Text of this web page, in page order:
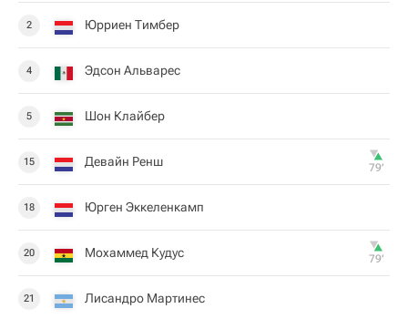
2 Юрриен Тимбер
4 Эдсон Альварес
5 Шон Клайбер
15 Девайн Ренш 79‎’‎
18 Юрген Эккеленкамп
20 Мохаммед Кудус 79‎’‎
21 Лисандро Мартинес